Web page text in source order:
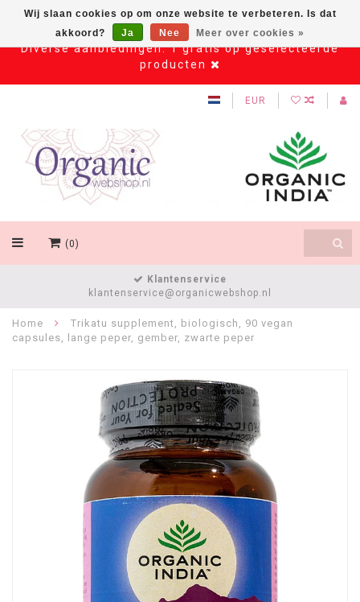
Diverse aanbiedingen: 1 gratis op geselecteerde
producten
EUR
(0)
Klantenservice
klantenservice@organicwebshop.nl
Home
Trikatu supplement, biologisch, 90 vegan
capsules, lange peper, gember, zwarte peper
Wij slaan cookies op om onze website te verbeteren. Is dat
akkoord?
Ja Nee Meer over cookies »